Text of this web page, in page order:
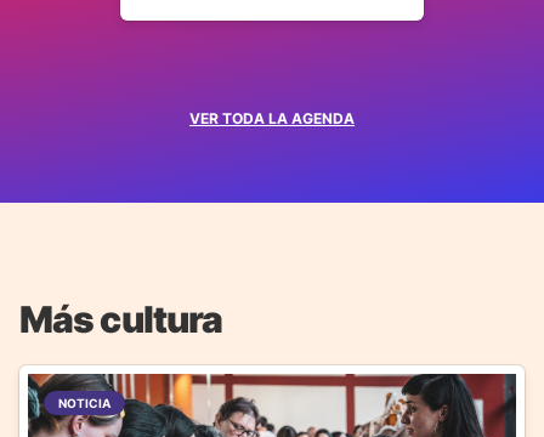
VER TODA LA AGENDA
Más cultura
NOTICIA